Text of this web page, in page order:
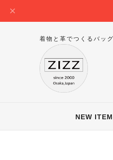
着物と革でつくるバッ
NEW